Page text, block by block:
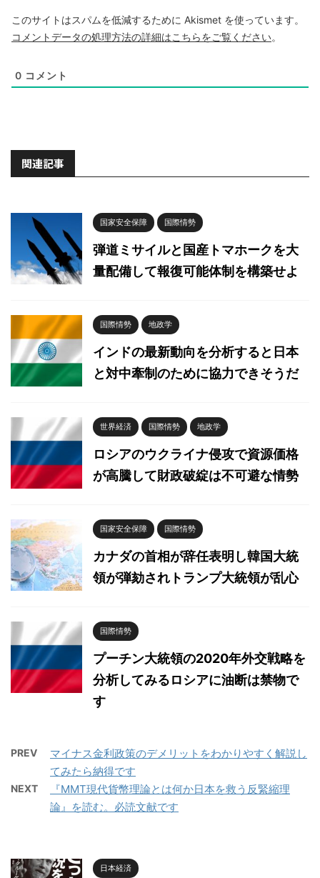
このサイトはスパムを低減するために Akismet を使っています。
コメントデータの処理方法の詳細はこちらをご覧ください。
0 コメント
関連記事
国家安全保障 国際情勢
弾道ミサイルと国産トマホークを大
量配備して報復可能体制を構築せよ
国際情勢 地政学
インドの最新動向を分析すると日本
と対中牽制のために協力できそうだ
世界経済 国際情勢 地政学
ロシアのウクライナ侵攻で資源価格
が高騰して財政破綻は不可避な情勢
国家安全保障 国際情勢
カナダの首相が辞任表明し韓国大統
領が弾劾されトランプ大統領が乱心
国際情勢
プーチン大統領の2020年外交戦略を
分析してみるロシアに油断は禁物で
す
PREV
マイナス金利政策のデメリットをわかりやすく解説し
てみたら納得です
NEXT
『MMT現代貨幣理論とは何か日本を救う反緊縮理
論』を読む。必読文献です
日本経済